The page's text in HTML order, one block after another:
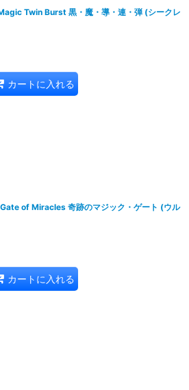
Twin Burst 黒・魔・導・連・弾 (シークレ
カートに入れる
of Miracles 奇跡のマジック・ゲート (ウル
カートに入れる